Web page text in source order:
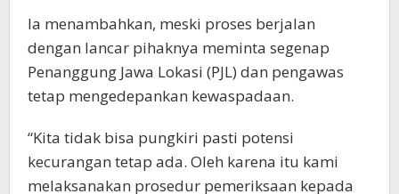
Ia menambahkan, meski proses berjalan
dengan lancar pihaknya meminta segenap
Penanggung Jawa Lokasi (PJL) dan pengawas
tetap mengedepankan kewaspadaan.
“Kita tidak bisa pungkiri pasti potensi
kecurangan tetap ada. Oleh karena itu kami
melaksanakan prosedur pemeriksaan kepada